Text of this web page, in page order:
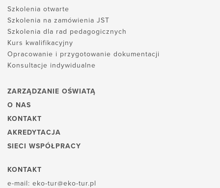
Szkolenia otwarte
Szkolenia na zamówienia JST
Szkolenia dla rad pedagogicznych
Kurs kwalifikacyjny
Opracowanie i przygotowanie dokumentacji
Konsultacje indywidualne
ZARZĄDZANIE OŚWIATĄ
O NAS
KONTAKT
AKREDYTACJA
SIECI WSPÓŁPRACY
KONTAKT
e-mail: eko-tur@eko-tur.pl